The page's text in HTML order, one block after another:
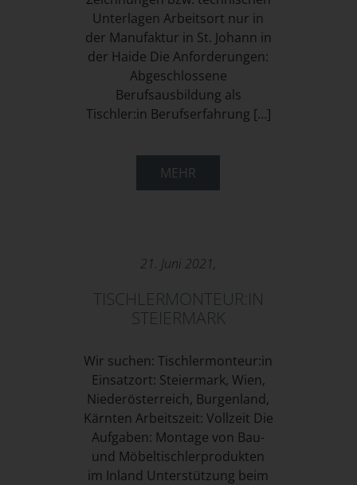
Unterlagen Arbeitsort nur in
der Manufaktur in St. Johann in
der Haide Die Anforderungen:
Abgeschlossene
Berufsausbildung als
Tischler:in Berufserfahrung […]
MEHR
21. Juni 2021,
TISCHLERMONTEUR:IN
STEIERMARK
Wir suchen: Tischlermonteur:in
Einsatzort: Steiermark, Wien,
Niederösterreich, Burgenland,
Kärnten Arbeitszeit: Vollzeit Die
Aufgaben: Montage von Bau-
und Möbeltischlerprodukten
im Inland Unterstützung beim